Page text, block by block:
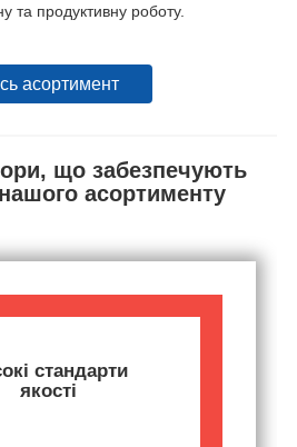
та продуктивну роботу.
асортимент
що забезпечують
асортименту
стандарти
якості